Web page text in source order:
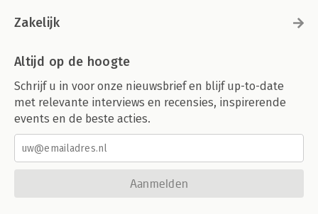
Zakelijk
Altijd op de hoogte
Schrijf u in voor onze nieuwsbrief en blijf up-to-date
met relevante interviews en recensies, inspirerende
events en de beste acties.
Aanmelden